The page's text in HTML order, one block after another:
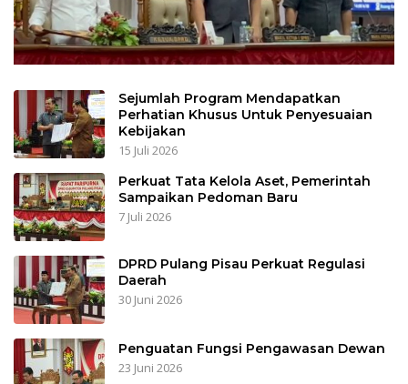
Sejumlah Program Mendapatkan
Perhatian Khusus Untuk Penyesuaian
Kebijakan
15 Juli 2026
Perkuat Tata Kelola Aset, Pemerintah
Sampaikan Pedoman Baru
7 Juli 2026
DPRD Pulang Pisau Perkuat Regulasi
Daerah
30 Juni 2026
Penguatan Fungsi Pengawasan Dewan
23 Juni 2026